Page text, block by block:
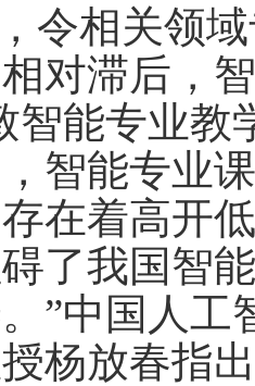
相关领域
对滞后，
智能专业教
智能专业
在着高开
了我国智
”中国人
杨放春指